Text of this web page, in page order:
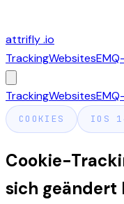
attrifly.io
TrackingWebsites
TrackingWebsites
COOKIES IOS
Cookie-
sich geändert